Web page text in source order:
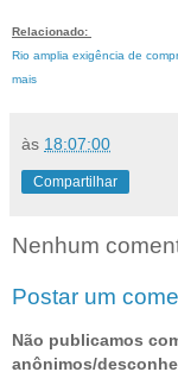
Relacionado:
Rio amplia exigência de
mais
às 18:07:00
Compartilhar
Nenhum
Postar um
Não publicamos
anônimos/